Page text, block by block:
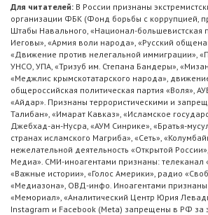
Для читателей: В России признаны
организации ФБК (Фонд борьбы с коррупцией,
Штабы Навального, «Национал-большевистская
Иеговы», «Армия воли народа», «Русский
«Движение против нелегальной иммиграции»,
УНСО, УПА, «Тризуб им. Степана Бандеры»,
«Меджлис крымскотатарского народа»,
общероссийская политическая партия «Воля»,
«Айдар». Признаны террористическими и
Талибан», «Имарат Кавказ», «Исламское
Джебхад-ан-Нусра, «АУМ Синрике», «Братья-
странах исламского Магриба», «Сеть»,
нежелательной деятельность «Открытой
Медиа». СМИ-иноагентами признаны: телеканал
«Важные истории», «Голос Америки», радио
«Медиазона», ОВД-инфо. Иноагентами
«Мемориал», «Аналитический Центр Юрия
Instagram и Facebook (Metа) запрещены в РФ за